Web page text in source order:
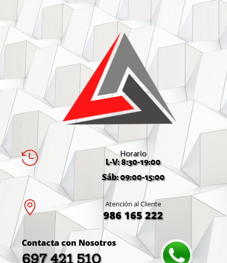
 Horario
L-V: 8:30-19:00
Sáb: 09:00-15:00
 Atención al Cliente
986 165 222
Contacta con Nosotros
697 421 510